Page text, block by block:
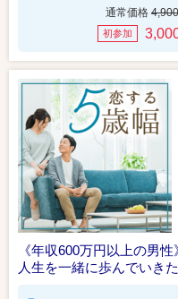
通常価格 4,900
初参加
《年収600万円以上の男性
人生を一緒に歩んでいき